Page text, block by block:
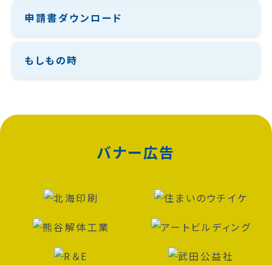
申請書ダウンロード
もしもの時
バナー広告